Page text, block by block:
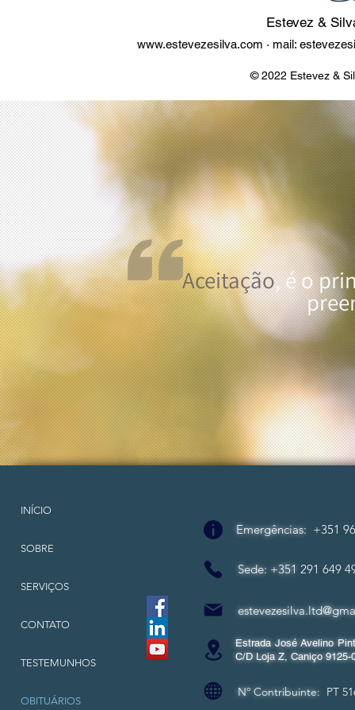
Estevez &
www.estevezesilva.com · mail:
© 2022 Estevez &
Aceitação, é o
INÍCIO
SOBRE
SERVIÇOS
CONTATO
TESTEMUNHOS
OBITUÁRIOS
Emergências: +351
Sede: +351 291 649
Estrada José Avelino
C/D Loja Z, Caniço 9125-
Nº Contribuinte: PT